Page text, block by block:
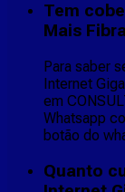
Tem
Mais
Para saber
Internet
em
Whatsapp
botão do
Quanto